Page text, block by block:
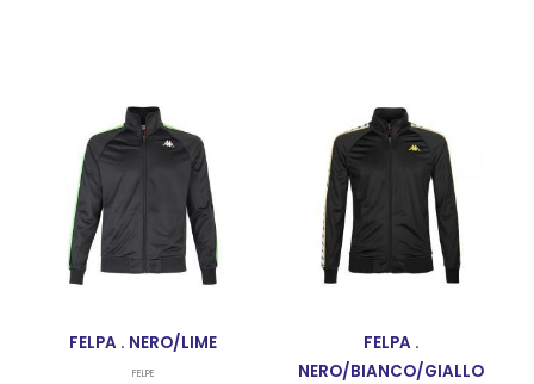
FELPA . NERO/LIME
FELPE
FELPA .
NERO/BIANCO/GIALLO